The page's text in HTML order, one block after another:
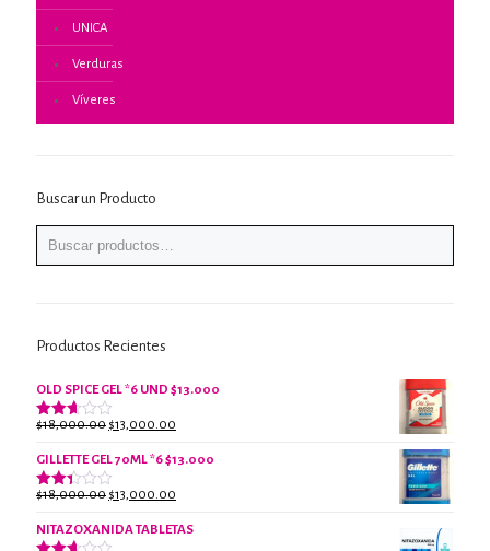
UNICA
Verduras
Víveres
Buscar un Producto
Productos Recientes
OLD SPICE GEL *6 UND $13.000
Valorado
2.61
de 5
$18,000.00 El
original
era:
$13,000.00
actual
GILLETTE GEL 70ML *6 $13.000
Valorado
2.38
de 5
$18,000.00 El
original
$13,000.00
actual
NITAZOXANIDA TABLETAS